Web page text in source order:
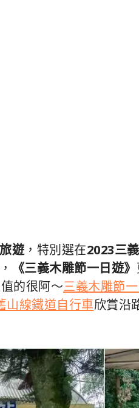
遊，特別選在2023三
《三義木雕節一日遊》
的很阿～三義木雕節
山線鐵道自行車欣賞沿